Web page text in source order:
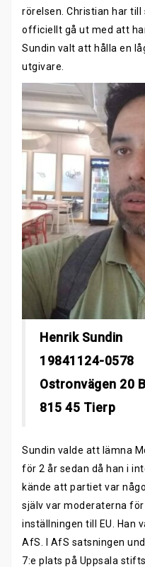
rörelsen. Christian har
officiellt gå ut med att
Sundin valt att hålla en
utgivare.
Henrik Sundin
19841124-0578
Ostronvägen 20 B
815 45 Tierp
Sundin valde att lämna
för 2 år sedan då han i
kände att partiet var
själv var moderaterna
inställningen till EU. Han
AfS. I AfS satsningen
7:e plats på Uppsala